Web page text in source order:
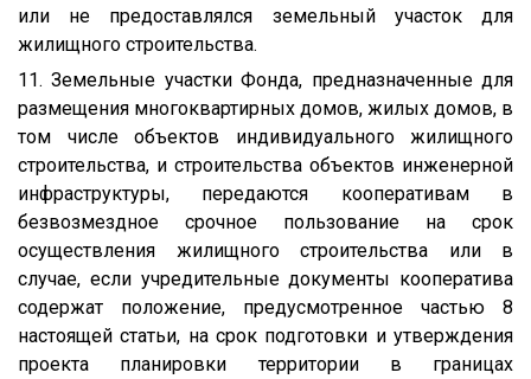
или не предоставлялся земельный участок для
жилищного строительства.
11. Земельные участки Фонда, предназначенные для
размещения многоквартирных домов, жилых домов, в
том числе объектов индивидуального жилищного
строительства, и строительства объектов инженерной
инфраструктуры, передаются кооперативам в
безвозмездное срочное пользование на срок
осуществления жилищного строительства или в
случае, если учредительные документы кооператива
содержат положение, предусмотренное частью 8
настоящей статьи, на срок подготовки и утверждения
проекта планировки территории в границах